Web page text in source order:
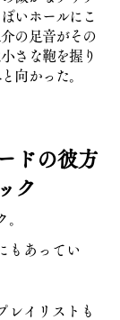
いホールにこ
の足音がその
さな鞄を握り
向かった。
ドの彼方
ク
。
もあってい
レイリストも